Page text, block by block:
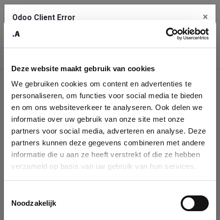
Deze website maakt gebruik van cookies
We gebruiken cookies om content en advertenties te
personaliseren, om functies voor social media te bieden
en om ons websiteverkeer te analyseren. Ook delen we
informatie over uw gebruik van onze site met onze
partners voor social media, adverteren en analyse. Deze
partners kunnen deze gegevens combineren met andere
informatie die u aan ze heeft verstrekt of die ze hebben
verzameld op basis van uw gebruik van hun services.
Noodzakelijk
Company
Identification
Please fill in your company details
You can search a company in our database by name, VAT or
enterprise ID. When a company is selected it will auto-complete the
form. If you don't find your company in our database, you can create
Odoo Client Error ×
service.
See details
Ok